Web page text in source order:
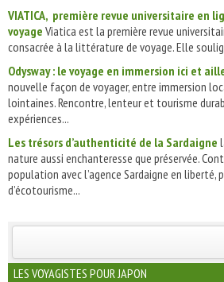
VIATICA, première revue universitaire en
voyage Viatica est la première revue
consacrée à la littérature de voyage. Elle
Odysway : le voyage en immersion ici et
nouvelle façon de voyager, entre immersion
lointaines. Rencontre, lenteur et tourisme
expériences...
Les trésors d’authenticité de la Sardaigne
nature aussi enchanteresse que préservée.
population avec l’agence Sardaigne en liberté,
d’écotourisme...
INSCRIVEZ-VOUS | ABONNEZ-VOUS
LES VOYAGISTES POUR JAPON